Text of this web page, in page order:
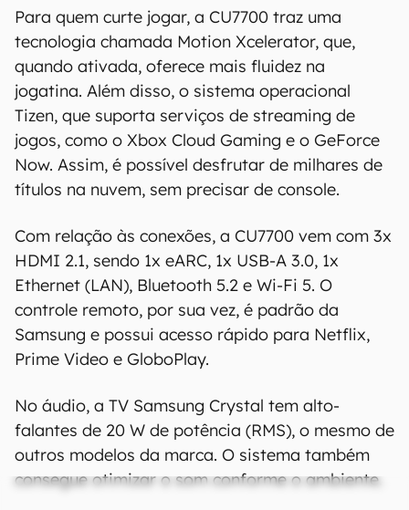
Para quem curte jogar, a CU7700 traz uma
tecnologia chamada Motion Xcelerator, que,
quando ativada, oferece mais fluidez na
jogatina. Além disso, o sistema operacional
Tizen, que suporta serviços de streaming de
jogos, como o Xbox Cloud Gaming e o GeForce
Now. Assim, é possível desfrutar de milhares de
títulos na nuvem, sem precisar de console.
Com relação às conexões, a CU7700 vem com 3x
HDMI 2.1, sendo 1x eARC, 1x USB-A 3.0, 1x
Ethernet (LAN), Bluetooth 5.2 e Wi-Fi 5. O
controle remoto, por sua vez, é padrão da
Samsung e possui acesso rápido para Netflix,
Prime Video e GloboPlay.
No áudio, a TV Samsung Crystal tem alto-
falantes de 20 W de potência (RMS), o mesmo de
outros modelos da marca. O sistema também
consegue otimizar o som conforme o ambiente.